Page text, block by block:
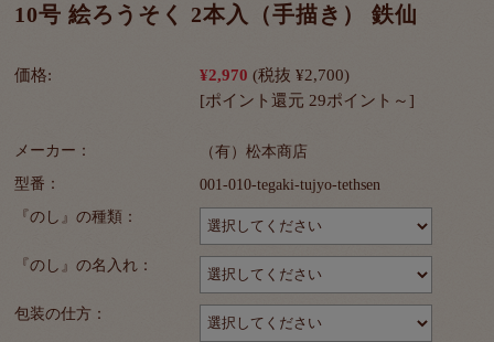
10号 絵ろうそく 2本入（手描き） 鉄仙
価格: ¥2,970 (税抜 ¥2,700)
[ポイント還元 29ポイント～]
メーカー：
（有）松本商店
型番：
001-010-tegaki-tujyo-tethsen
『のし』の種類：
『のし』の名入れ：
包装の仕方：